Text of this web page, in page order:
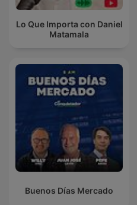
Lo Que Importa con Daniel
Matamala
Buenos Días Mercado